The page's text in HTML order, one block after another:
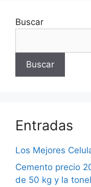
Buscar
Buscar
Entradas
Los Mejores
Cemento precio
de 50 kg y la